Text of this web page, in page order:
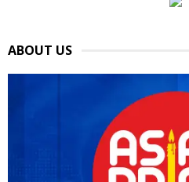
ABOUT US